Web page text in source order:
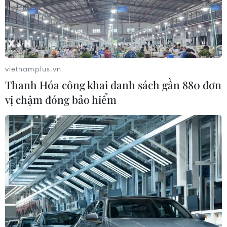
Khắc phục “thẻ vàng” IUU ở Vĩnh
Long: Siết chặt quản lý nghề cá
07/08/2026 04:41
Miền Bắc giảm mưa từ đêm
nay, cuối tuần chuyển nắng nóng
07/08/2026 04:41
Tiến "Bịp" hầu tòa trong vụ
án tổ chức sử dụng trái phép chất ma
túy
07/08/2026 04:40
vietnamplus.vn
Thanh Hóa công khai danh sách gần 880 đơn
vị chậm đóng bảo hiểm